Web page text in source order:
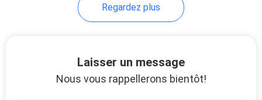
Distributeur de billet
d'attente
Regardez plus
Laisser un message
Nous vous rappellerons bientôt!